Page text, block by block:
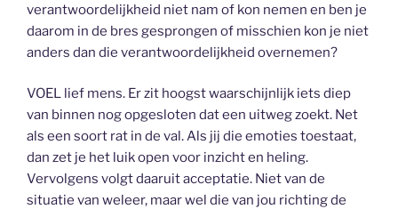
verantwoordelijkheid niet nam of kon nemen en ben je
daarom in de bres gesprongen of misschien kon je niet
anders dan die verantwoordelijkheid overnemen?
VOEL lief mens. Er zit hoogst waarschijnlijk iets diep
van binnen nog opgesloten dat een uitweg zoekt. Net
als een soort rat in de val. Als jij die emoties toestaat,
dan zet je het luik open voor inzicht en heling.
Vervolgens volgt daaruit acceptatie. Niet van de
situatie van weleer, maar wel die van jou richting de